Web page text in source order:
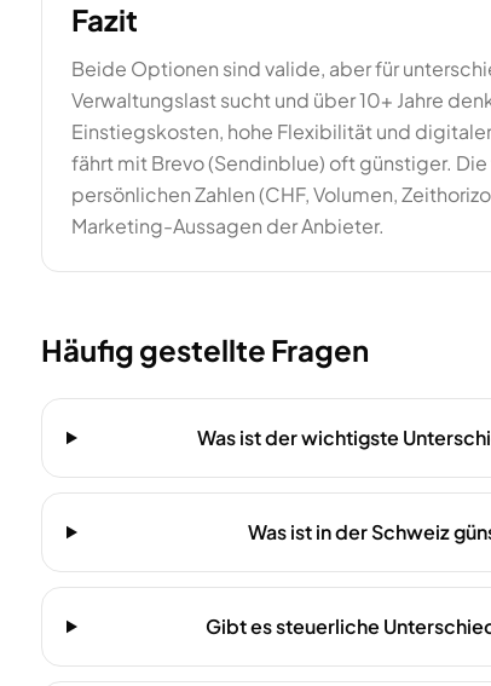
Fazit
Beide Optionen sind valide, aber für
Verwaltungslast sucht und über 10+ Jahre
Einstiegskosten, hohe Flexibilität und
fährt mit Brevo (Sendinblue) oft günstiger.
persönlichen Zahlen (CHF, Volumen,
Marketing-Aussagen der Anbieter.
Häufig gestellte Fragen
Was ist der wichtigste
Was ist in der Schweiz
Gibt es steuerliche